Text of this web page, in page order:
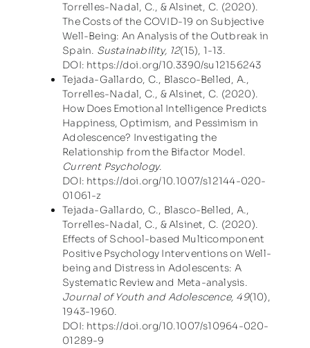
Torrelles-Nadal, C., & Alsinet, C. (2020).
The Costs of the COVID-19 on Subjective
Well-Being: An Analysis of the Outbreak in
Spain. Sustainability, 12(15), 1-13.
DOI: https://doi.org/10.3390/su12156243
Tejada-Gallardo, C., Blasco-Belled, A.,
Torrelles-Nadal, C., & Alsinet, C. (2020).
How Does Emotional Intelligence Predicts
Happiness, Optimism, and Pessimism in
Adolescence? Investigating the
Relationship from the Bifactor Model.
Current Psychology.
DOI: https://doi.org/10.1007/s12144-020-
01061-z
Tejada-Gallardo, C., Blasco-Belled, A.,
Torrelles-Nadal, C., & Alsinet, C. (2020).
Effects of School-based Multicomponent
Positive Psychology Interventions on Well-
being and Distress in Adolescents: A
Systematic Review and Meta-analysis.
Journal of Youth and Adolescence, 49(10),
1943-1960.
DOI: https://doi.org/10.1007/s10964-020-
01289-9